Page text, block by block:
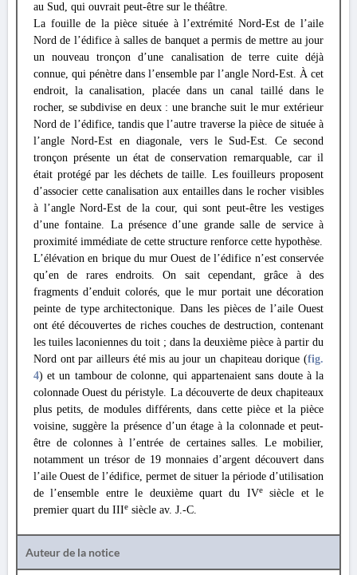
au Sud, qui ouvrait peut-être sur le théâtre.
La fouille de la pièce située à l’extrémité Nord-Est de l’aile
Nord de l’édifice à salles de banquet a permis de mettre au jour
un nouveau tronçon d’une canalisation de terre cuite déjà
connue, qui pénètre dans l’ensemble par l’angle Nord-Est. À cet
endroit, la canalisation, placée dans un canal taillé dans le
rocher, se subdivise en deux : une branche suit le mur extérieur
Nord de l’édifice, tandis que l’autre traverse la pièce de située à
l’angle Nord-Est en diagonale, vers le Sud-Est. Ce second
tronçon présente un état de conservation remarquable, car il
était protégé par les déchets de taille. Les fouilleurs proposent
d’associer cette canalisation aux entailles dans le rocher visibles
à l’angle Nord-Est de la cour, qui sont peut-être les vestiges
d’une fontaine. La présence d’une grande salle de service à
proximité immédiate de cette structure renforce cette hypothèse.
L’élévation en brique du mur Ouest de l’édifice n’est conservée
qu’en de rares endroits. On sait cependant, grâce à des
fragments d’enduit colorés, que le mur portait une décoration
peinte de type architectonique. Dans les pièces de l’aile Ouest
ont été découvertes de riches couches de destruction, contenant
les tuiles laconiennes du toit ; dans la deuxième pièce à partir du
Nord ont par ailleurs été mis au jour un chapiteau dorique (fig.
4) et un tambour de colonne, qui appartenaient sans doute à la
colonnade Ouest du péristyle. La découverte de deux chapiteaux
plus petits, de modules différents, dans cette pièce et la pièce
voisine, suggère la présence d’un étage à la colonnade et peut-
être de colonnes à l’entrée de certaines salles. Le mobilier,
notamment un trésor de 19 monnaies d’argent découvert dans
l’aile Ouest de l’édifice, permet de situer la période d’utilisation
de l’ensemble entre le deuxième quart du IVesiècle et le
premier quart du IIIe siècle av. J.-C.
Auteur de la notice